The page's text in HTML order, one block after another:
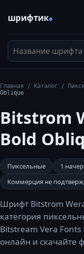
шрифтик
Название шрифта
Главная / Каталог /
Oblique
Bitstrom
Bold
Пиксельные 1
Коммерция не
Шрифт Bitstrom
категория
Bitstream Vera Fonts
онлайн и скачайте